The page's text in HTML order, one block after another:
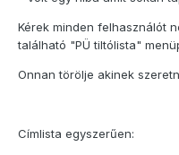
Kérek minden felhasználót
található "PÜ tiltólista"
Onnan törölje akinek
Címlista egyszerűen: